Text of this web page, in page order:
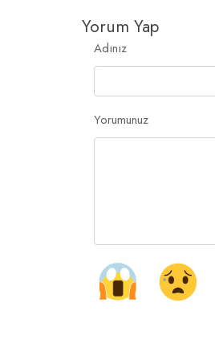
Yorum Yap
Adınız
Yorumunuz